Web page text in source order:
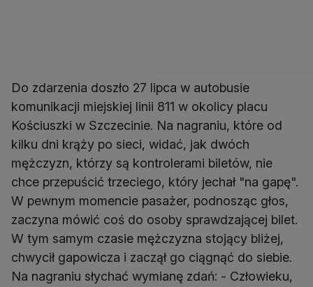
Do zdarzenia doszło 27 lipca w autobusie
komunikacji miejskiej linii 811 w okolicy placu
Kościuszki w Szczecinie. Na nagraniu, które od
kilku dni krąży po sieci, widać, jak dwóch
mężczyzn, którzy są kontrolerami biletów, nie
chce przepuścić trzeciego, który jechał "na gapę".
W pewnym momencie pasażer, podnosząc głos,
zaczyna mówić coś do osoby sprawdzającej bilet.
W tym samym czasie mężczyzna stojący bliżej,
chwycił gapowicza i zaczął go ciągnąć do siebie.
Na nagraniu słychać wymianę zdań: - Człowieku,